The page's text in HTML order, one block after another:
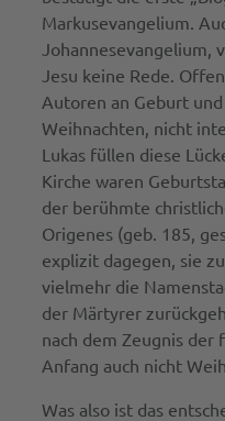
Markusevangelium.
Johannesevangelium,
Jesu keine Rede.
Autoren an Geburt
Weihnachten, nicht
Lukas füllen diese
Kirche waren
der berühmte
Origenes (geb. 185,
explizit dagegen, sie
vielmehr die
der Märtyrer
nach dem Zeugnis der
Anfang auch nicht
Was also ist das